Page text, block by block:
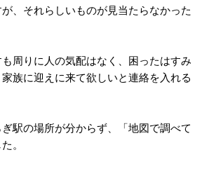
、それらしいものが見当たらなかった
周りに人の気配はなく、困ったはすみ
族に迎えに来て欲しいと連絡を入れる
駅の場所が分からず、「地図で調べて
。